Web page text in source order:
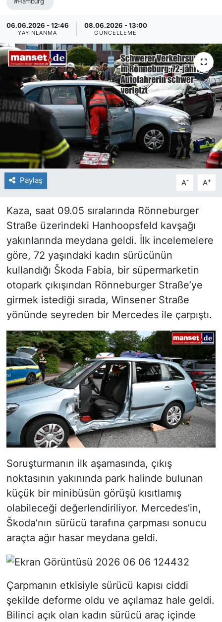
06.06.2026 - 12:46
YAYINLANMA
08.06.2026 - 13:00
GÜNCELLEME
Paylaş A- A+
Kaza, saat 09.05 sıralarında Rönneburger
Straße üzerindeki Hanhoopsfeld kavşağı
yakınlarında meydana geldi. İlk incelemelere
göre, 72 yaşındaki kadın sürücünün
kullandığı Škoda Fabia, bir süpermarketin
otopark çıkışından Rönneburger Straße’ye
girmek istediği sırada, Winsener Straße
yönünde seyreden bir Mercedes ile çarpıştı.
Soruşturmanın ilk aşamasında, çıkış
noktasının yakınında park halinde bulunan
küçük bir minibüsün görüşü kısıtlamış
olabileceği değerlendiriliyor. Mercedes’in,
Škoda’nın sürücü tarafına çarpması sonucu
araçta ağır hasar meydana geldi.
Çarpmanın etkisiyle sürücü kapısı ciddi
şekilde deforme oldu ve açılamaz hale geldi.
Bilinci açık olan kadın sürücü araç içinde